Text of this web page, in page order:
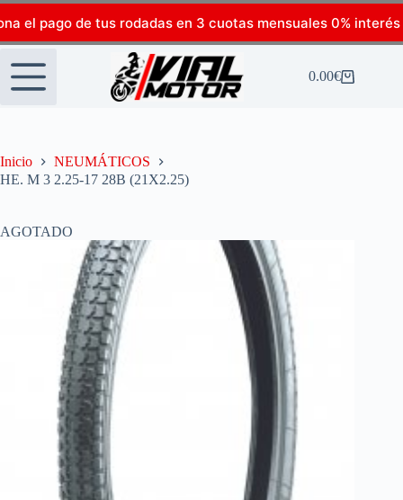
el pago de tus rodadas en 3 cuotas mensuales 0% interés
0.00€
Inicio
NEUMÁTICOS
HE. M 3 2.25-17 28B (21X2.25)
AGOTADO